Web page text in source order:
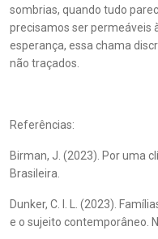
sombrias, quando tudo
precisamos ser permeáveis
esperança, essa chama
não traçados.
Referências:
Birman, J. (2023). Por uma
Brasileira.
Dunker, C. I. L. (2023).
e o sujeito contemporâneo.